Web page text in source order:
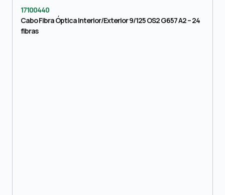
17100440
Cabo Fibra Óptica Interior/Exterior 9/125 OS2 G657 A2 – 24
fibras